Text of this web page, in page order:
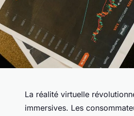
La réalité virtuelle
immersives. Les